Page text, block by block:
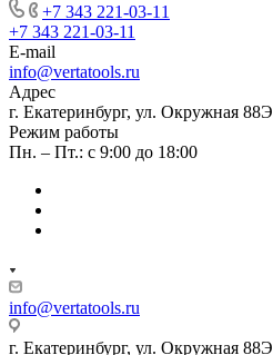
+7 343 221-03-11
+7 343 221-03-11
E-mail
info@vertatools.ru
Адрес
г. Екатеринбург, ул. Окружная 88Э
Режим работы
Пн. – Пт.: с 9:00 до 18:00
info@vertatools.ru
г. Екатеринбург, ул. Окружная 88Э